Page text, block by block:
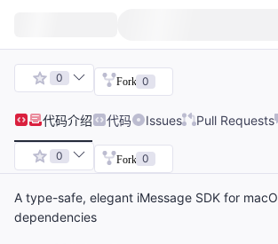
0 Fork 0
代码介绍 代码 Issues Pull Requests
0 Fork 0
A type-safe, elegant iMessage SDK for
dependencies